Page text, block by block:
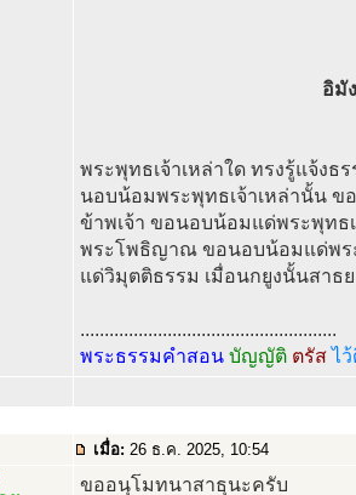
อิมั
พระพุทธเจ้าเหล่าใด ทรงรู้แจ้งธ
นอบน้อมพระพุทธเจ้าเหล่านั้น ข
ข้าพเจ้า ขอนอบน้อมแด่พระพุทธ
พระโพธิญาณ ขอนอบน้อมแด่พร
แด่วิมุตติธรรม เมื่อนกยูงนั้นสาธ
.....................................................
พระธรรมคำสอน บัญญัติ ตรัสไ
เมื่อ: 26 ธ.ค. 2025, 10:54
ขออนุโมทนาสาธุนะครับ